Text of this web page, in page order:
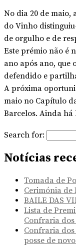
No dia 20 de maio,
do Vinho
de orgulho e de
Este prémio não é
ano após ano, que
defendido e
A próxima
maio no Capítulo
Barcelos. Ainda há
Search for:
Notícias
Tomada de
Cerimónia de
BAILE DAS
Lista de
Confraria
Confraria
posse de